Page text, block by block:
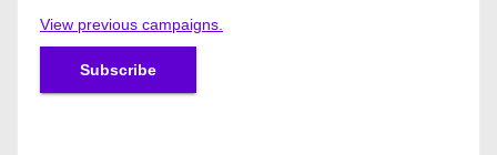
View previous campaigns.